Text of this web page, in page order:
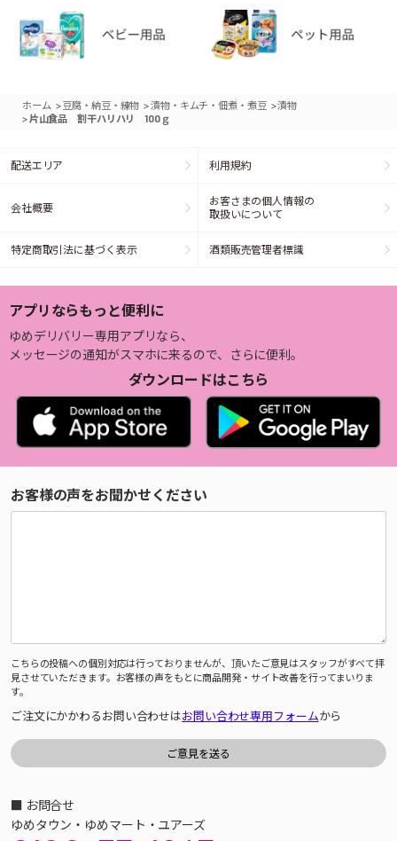
ホーム >豆腐・納豆・練物 >漬物・キムチ・佃煮・煮豆 >漬物
> 片山食品 割干ハリハリ 100ｇ
配送エリア 利用規約
会社概要
お客さまの個人情報の
取扱いについて
特定商取引法に基づく表示 酒類販売管理者標識
アプリならもっと便利に
ゆめデリバリー専用アプリなら、
メッセージの通知がスマホに来るので、さらに便利。
ダウンロードはこちら
お客様の声をお聞かせください
こちらの投稿への個別対応は行っておりませんが、頂いたご意見はスタッフがすべて拝
見させていただきます。お客様の声をもとに商品開発・サイト改善を行ってまいりま
す。
ご注文にかかわるお問い合わせはお問い合わせ専用フォームから
■ お問合せ
ゆめタウン・ゆめマート・ユアーズ